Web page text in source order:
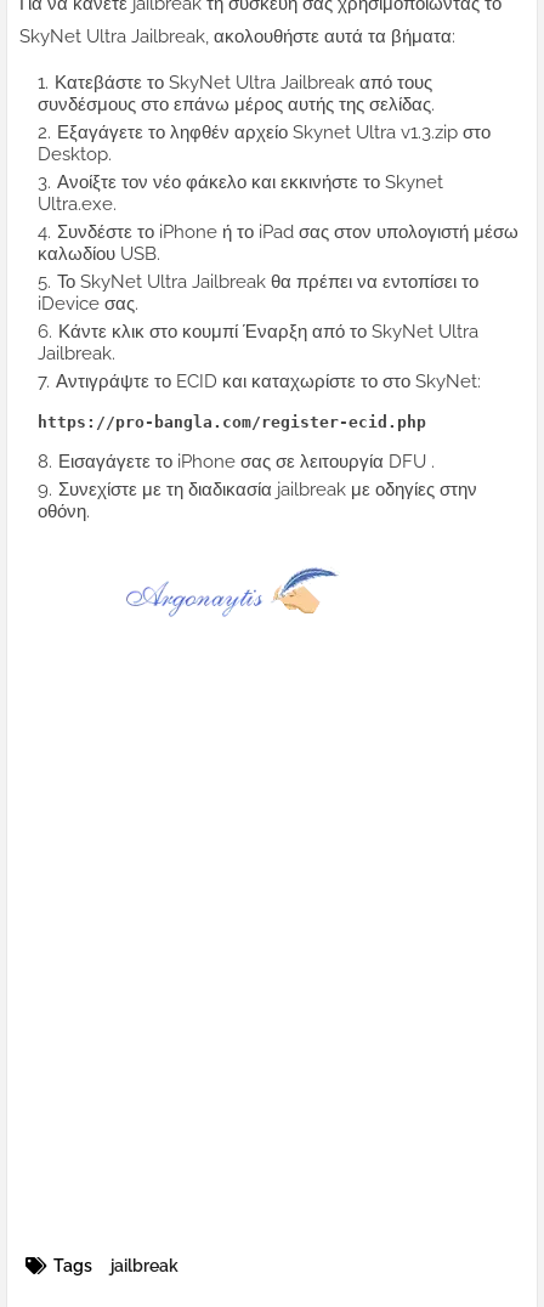
SkyNet Ultra Jailbreak, ακολουθήστε αυτά τα βήματα:
Κατεβάστε το SkyNet Ultra Jailbreak από τους
συνδέσμους στο επάνω μέρος αυτής της σελίδας.
Εξαγάγετε το ληφθέν αρχείο Skynet Ultra v1.3.zip στο
Desktop.
Ανοίξτε τον νέο φάκελο και εκκινήστε το Skynet
Ultra.exe.
Συνδέστε το iPhone ή το iPad σας στον υπολογιστή μέσω
καλωδίου USB.
Το SkyNet Ultra Jailbreak θα πρέπει να εντοπίσει το
iDevice σας.
Κάντε κλικ στο κουμπί Έναρξη από το SkyNet Ultra
Jailbreak.
Αντιγράψτε το ECID και καταχωρίστε το στο SkyNet:
https://pro-bangla.com/register-ecid.php
Εισαγάγετε το iPhone σας σε λειτουργία DFU .
Συνεχίστε με τη διαδικασία jailbreak με οδηγίες στην
οθόνη.
Tags jailbreak